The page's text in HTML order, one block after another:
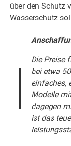
über den Schutz
Wasserschutz
Die Preise
bei etwa
einfaches,
Modelle
dagegen
ist das